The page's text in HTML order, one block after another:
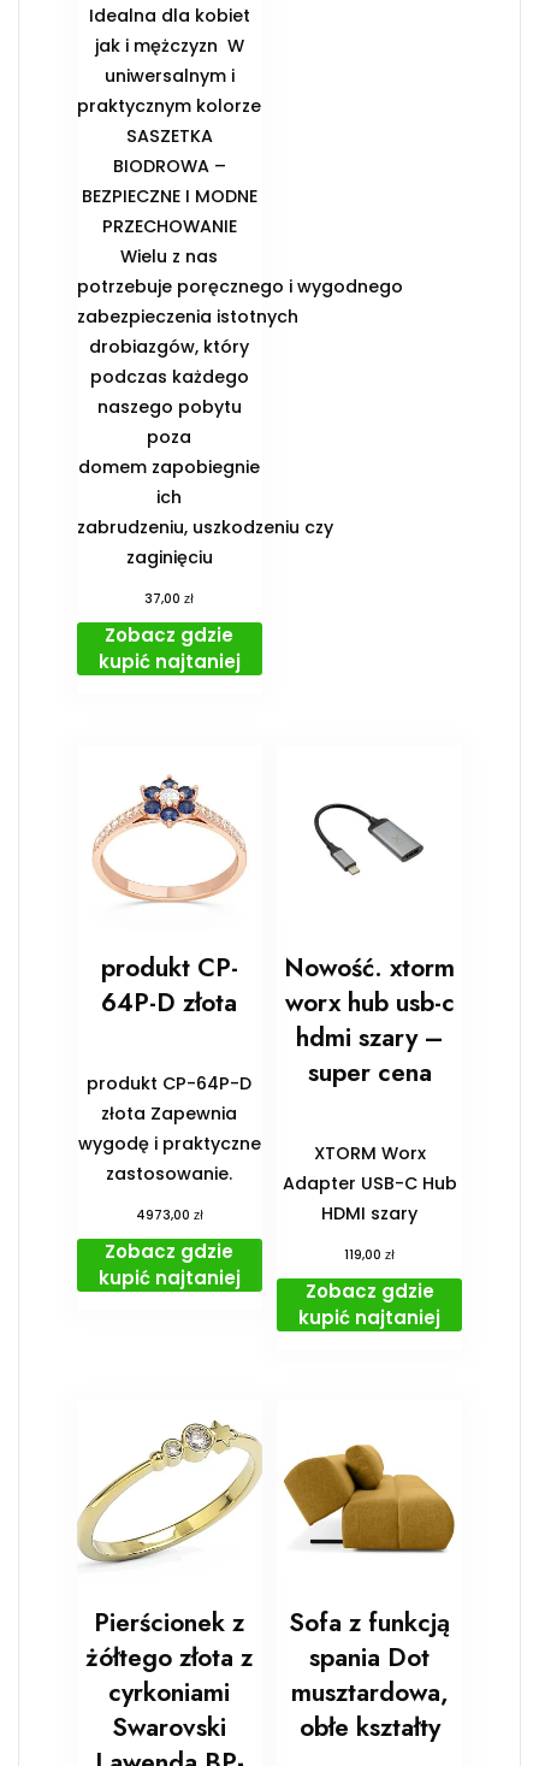
Idealna dla kobiet
jak i mężczyzn ️ W
uniwersalnym i
praktycznym kolorze
️SASZETKA
BIODROWA –
BEZPIECZNE I MODNE
PRZECHOWANIE️
Wielu z nas
potrzebuje poręcznego i wygodnego
zabezpieczenia istotnych
drobiazgów, który
podczas każdego
naszego pobytu
poza
domem zapobiegnie
ich
zabrudzeniu, uszkodzeniu czy
zaginięciu
37,00zł
Zobacz gdzie
kupić najtaniej
produkt CP-
64P-D złota
produkt CP-64P-D
złota Zapewnia
wygodę i praktyczne
zastosowanie.
4973,00 zł
Zobacz gdzie
kupić najtaniej
Nowość. xtorm
worx hub usb-c
hdmi szary –
super cena
XTORM Worx
Adapter USB-C Hub
HDMI szary
119,00zł
Zobacz gdzie
kupić najtaniej
Pierścionek z
żółtego złota z
cyrkoniami
Swarovski
Sofa z funkcją
spania Dot
musztardowa,
obłe kształty